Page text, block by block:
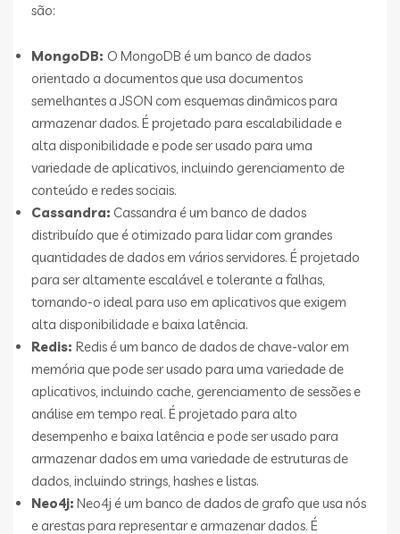
são:
MongoDB: O MongoDB é um banco de dados
orientado a documentos que usa documentos
semelhantes a JSON com esquemas dinâmicos para
armazenar dados. É projetado para escalabilidade e
alta disponibilidade e pode ser usado para uma
variedade de aplicativos, incluindo gerenciamento de
conteúdo e redes sociais.
Cassandra: Cassandra é um banco de dados
distribuído que é otimizado para lidar com grandes
quantidades de dados em vários servidores. É projetado
para ser altamente escalável e tolerante a falhas,
tornando-o ideal para uso em aplicativos que exigem
alta disponibilidade e baixa latência.
Redis: Redis é um banco de dados de chave-valor em
memória que pode ser usado para uma variedade de
aplicativos, incluindo cache, gerenciamento de sessões e
análise em tempo real. É projetado para alto
desempenho e baixa latência e pode ser usado para
armazenar dados em uma variedade de estruturas de
dados, incluindo strings, hashes e listas.
Neo4j: Neo4j é um banco de dados de grafo que usa nós
e arestas para representar e armazenar dados. É